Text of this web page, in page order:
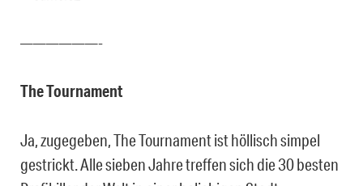
——————-
The Tournament
Ja, zugegeben, The Tournament ist höllisch simpel
gestrickt. Alle sieben Jahre treffen sich die 30 besten